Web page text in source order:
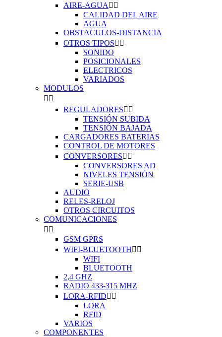
AIRE-AGUA  
CALIDAD DEL AIRE
AGUA
OBSTACULOS-DISTANCIA
OTROS TIPOS 
SONIDO
POSICIONALES
ELECTRICOS
VARIADOS
MODULOS
 
REGULADORES 
TENSIÓN SUBIDA
TENSIÓN BAJADA
CARGADORES BATERIAS
CONTROL DE MOTORES
CONVERSORES 
CONVERSORES AD
NIVELES TENSIÓN
SERIE-USB
AUDIO
RELES-RELOJ
OTROS CIRCUITOS
COMUNICACIONES
 
GSM GPRS
WIFI-BLUETOOTH 
WIFI
BLUETOOTH
2,4 GHZ
RADIO 433-315 MHZ
LORA-RFID 
LORA
RFID
VARIOS
COMPONENTES